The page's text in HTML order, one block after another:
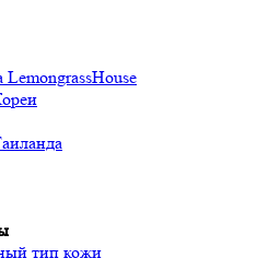
тип кожи